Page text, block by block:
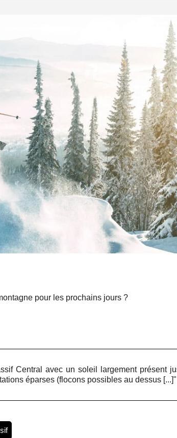
pour les prochains jours ?
Central avec un soleil largement présent
éparses (flocons possibles au dessus [...]"